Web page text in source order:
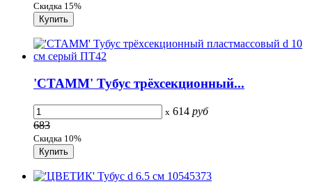
Скидка 15%
'СТАММ' Тубус трёхсекционный...
x 614 руб
683
Скидка 10%